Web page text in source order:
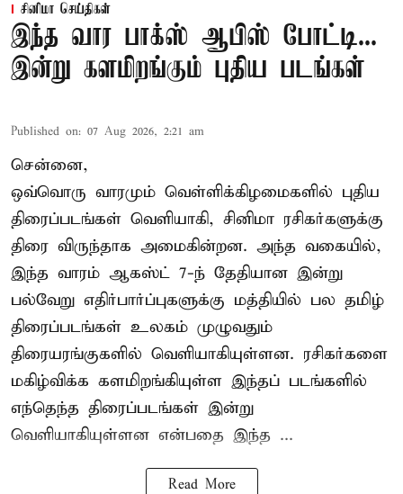
சினிமா செய்திகள்
இந்த வார பாக்ஸ் ஆபிஸ் போட்டி...
இன்று களமிறங்கும் புதிய படங்கள்
Published on: 07 Aug 2026, 2:21 am
சென்னை,
ஒவ்வொரு வாரமும் வெள்ளிக்கிழமைகளில் புதிய
திரைப்படங்கள் வெளியாகி, சினிமா ரசிகர்களுக்கு
திரை விருந்தாக அமைகின்றன. அந்த வகையில்,
இந்த வாரம் ஆகஸ்ட் 7-ந் தேதியான இன்று
பல்வேறு எதிர்பார்ப்புகளுக்கு மத்தியில் பல தமிழ்
திரைப்படங்கள் உலகம் முழுவதும்
திரையரங்குகளில் வெளியாகியுள்ளன. ரசிகர்களை
மகிழ்விக்க களமிறங்கியுள்ள இந்தப் படங்களில்
எந்தெந்த திரைப்படங்கள் இன்று
வெளியாகியுள்ளன என்பதை இந்த ...
Read More